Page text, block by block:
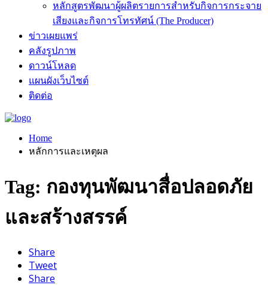
หลักสูตรพัฒนาผู้ผลิตรายการสำหรับกิจการกระจาย
เสียงและกิจการโทรทัศน์ (The Producer)
ข่าวเผยแพร่
คลังรูปภาพ
ดาวน์โหลด
แผนผังเว็บไซต์
ติดต่อ
Home
หลักการและเหตุผล
Tag: กองทุนพัฒนาสื่อปลอดภัย
และสร้างสรรค์
Share
Tweet
Share